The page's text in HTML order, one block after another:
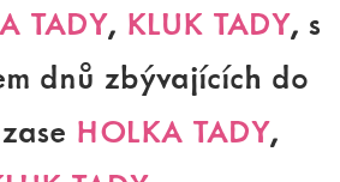
TADY, KLUK TADY, s
dnů zbývajících do
HOLKA TADY,